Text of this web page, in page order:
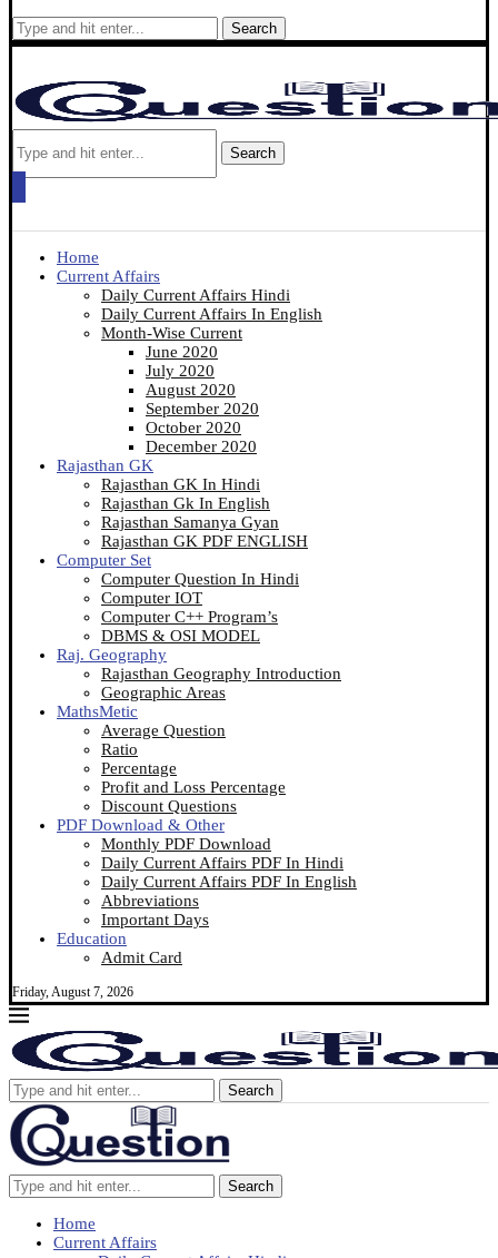
Search
Search
Home
Current Affairs
Daily Current Affairs Hindi
Daily Current Affairs In English
Month-Wise Current
June 2020
July 2020
August 2020
September 2020
October 2020
December 2020
Rajasthan GK
Rajasthan GK In Hindi
Rajasthan Gk In English
Rajasthan Samanya Gyan
Rajasthan GK PDF ENGLISH
Computer Set
Computer Question In Hindi
Computer IOT
Computer C++ Program’s
DBMS & OSI MODEL
Raj. Geography
Rajasthan Geography Introduction
Geographic Areas
MathsMetic
Average Question
Ratio
Percentage
Profit and Loss Percentage
Discount Questions
PDF Download & Other
Monthly PDF Download
Daily Current Affairs PDF In Hindi
Daily Current Affairs PDF In English
Abbreviations
Important Days
Education
Admit Card
Friday, August 7, 2026
Search
Search
Home
Current Affairs